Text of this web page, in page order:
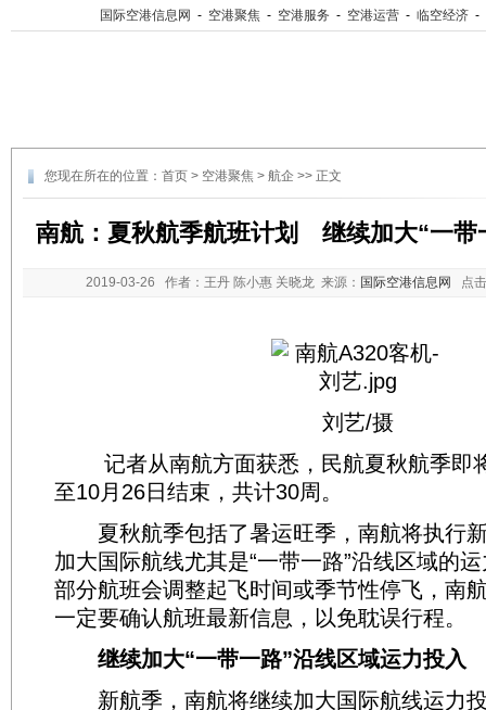
国际空港信息网 - 空港聚焦 - 空港服务 - 空港运营 - 临空经济 -
您现在所在的位置： 首页 > 空港聚焦 > 航企 >> 正文
南航：夏秋航季航班计划 继续加大“一带
2019-03-26 作者：王丹 陈小惠 关晓龙 来源： 国际空港信息网 点
刘艺/摄
记者从南航方面获悉，民航夏秋航季即
至10月26日结束，共计30周。
夏秋航季包括了暑运旺季，南航将执行
加大国际航线尤其是“一带一路”沿线区域的
部分航班会调整起飞时间或季节性停飞，南
一定要确认航班最新信息，以免耽误行程。
继续加大“一带一路”沿线区域运力投入
新航季，南航将继续加大国际航线运力